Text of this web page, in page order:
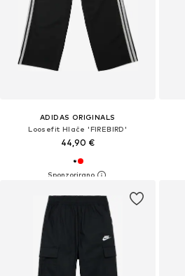
ADIDAS ORIGINALS
Loosefit Hlače 'FIREBIRD'
44,90 €